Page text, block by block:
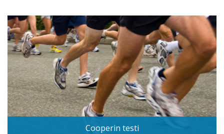
Cooperin testi